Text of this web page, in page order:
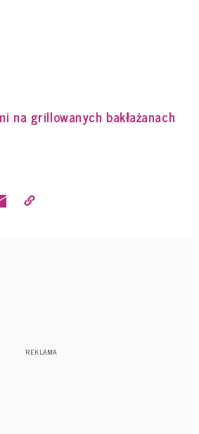
na grillowanych bakłażanach